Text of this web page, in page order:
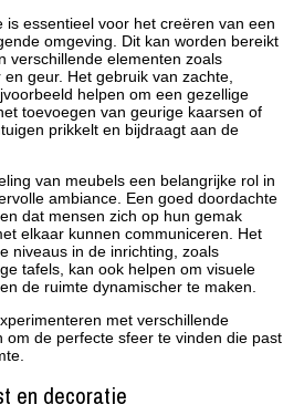
is essentieel voor het creëren van een
omgeving. Dit kan worden bereikt
verschillende elementen zoals
geur. Het gebruik van zachte,
helpen om een gezellige
toevoegen van geurige kaarsen of
prikkelt en bijdraagt aan de
van meubels een belangrijke rol in
ambiance. Een goed doordachte
dat mensen zich op hun gemak
elkaar kunnen communiceren. Het
niveaus in de inrichting, zoals
tafels, kan ook helpen om visuele
de ruimte dynamischer te maken.
met verschillende
om de perfecte sfeer te vinden die past
en decoratie